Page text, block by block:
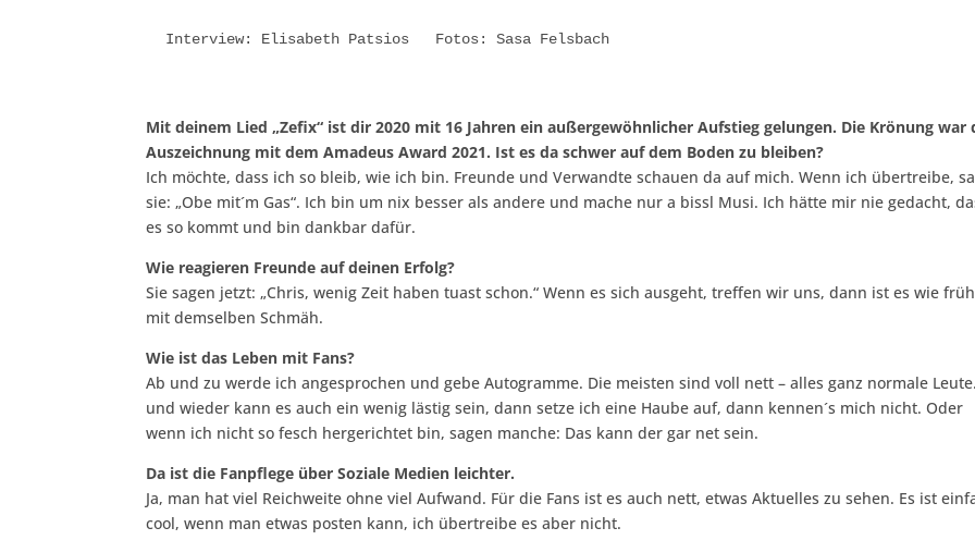
Interview: Elisabeth Patsios   Fotos: Sasa Felsbach
Mit deinem Lied „Zefix“ ist dir 2020 mit 16 Jahren ein außergewöhnlicher Aufstieg gelungen. Die Krönung war
Auszeichnung mit dem Amadeus Award 2021. Ist es da schwer auf dem Boden zu bleiben?
Ich möchte, dass ich so bleib, wie ich bin. Freunde und Verwandte schauen da auf mich. Wenn ich übertreibe,
sie: „Obe mit´m Gas“. Ich bin um nix besser als andere und mache nur a bissl Musi. Ich hätte mir nie gedacht,
es so kommt und bin dankbar dafür.
Wie reagieren Freunde auf deinen Erfolg?
Sie sagen jetzt: „Chris, wenig Zeit haben tuast schon.“ Wenn es sich ausgeht, treffen wir uns, dann ist es wie
mit demselben Schmäh.
Wie ist das Leben mit Fans?
Ab und zu werde ich angesprochen und gebe Autogramme. Die meisten sind voll nett – alles ganz normale
und wieder kann es auch ein wenig lästig sein, dann setze ich eine Haube auf, dann kennen´s mich nicht. Oder
wenn ich nicht so fesch hergerichtet bin, sagen manche: Das kann der gar net sein.
Da ist die Fanpflege über Soziale Medien leichter.
Ja, man hat viel Reichweite ohne viel Aufwand. Für die Fans ist es auch nett, etwas Aktuelles zu sehen. Es ist
cool, wenn man etwas posten kann, ich übertreibe es aber nicht.